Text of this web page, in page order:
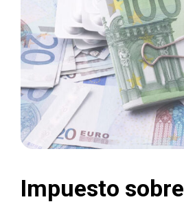
Impuesto sobre